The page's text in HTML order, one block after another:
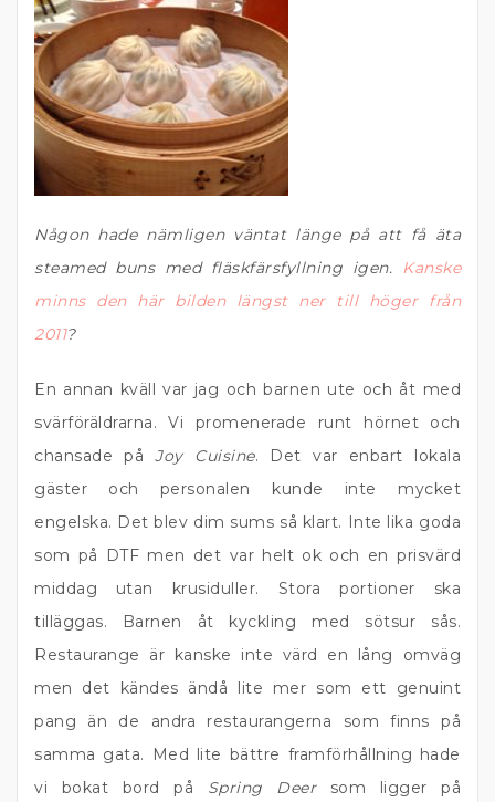
Någon hade nämligen väntat länge på att få äta
steamed buns med fläskfärsfyllning igen. Kanske
minns den här bilden längst ner till höger från
2011?
En annan kväll var jag och barnen ute och åt med
svärföräldrarna. Vi promenerade runt hörnet och
chansade påJoy Cuisine. Det var enbart lokala
gäster och personalen kunde inte mycket
engelska. Det blev dim sums så klart. Inte lika goda
som på DTF men det var helt ok och en prisvärd
middag utan krusiduller. Stora portioner ska
tilläggas. Barnen åt kyckling med sötsur sås.
Restaurange är kanske inte värd en lång omväg
men det kändes ändå lite mer som ett genuint
pang än de andra restaurangerna som finns på
samma gata. Med lite bättre framförhållning hade
vi bokat bord på Spring Deersom ligger på